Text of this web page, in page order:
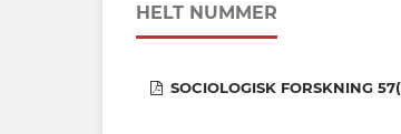
HELT NUMMER
SOCIOLOGISK FORSKNING